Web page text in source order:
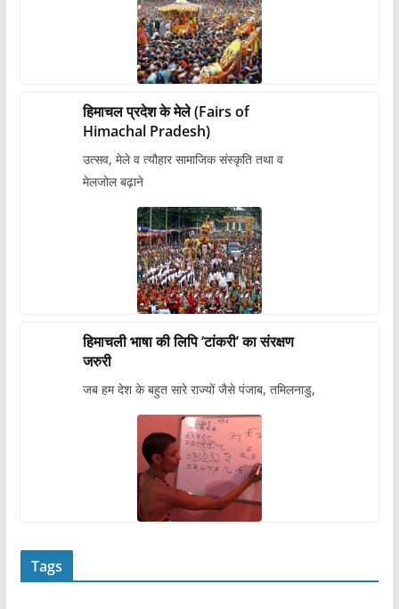
हिमाचल प्रदेश के मेले (Fairs of
Himachal Pradesh)
उत्सव, मेले व त्यौहार सामाजिक संस्कृति तथा व
मेलजोल बढ़ाने
हिमाचली भाषा की लिपि ‘टांकरी’ का संरक्षण
जरुरी
जब हम देश के बहुत सारे राज्यों जैसे पंजाब, तमिलनाडु,
Tags